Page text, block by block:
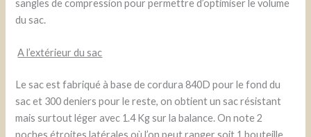
sangles de compression pour permettre d’optimiser le volume
du sac.
A l’extérieur du sac
Le sac est fabriqué à base de cordura 840D pour le fond du
sac et 300 deniers pour le reste, on obtient un sac résistant
mais surtout léger avec 1.4 Kg sur la balance. On note 2
poches étroites latérales où l’on peut ranger soit 1 bouteille